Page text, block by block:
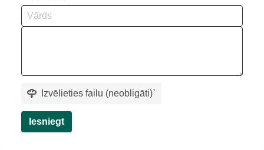
Izvēlieties failu (neobligāti)`
Iesniegt